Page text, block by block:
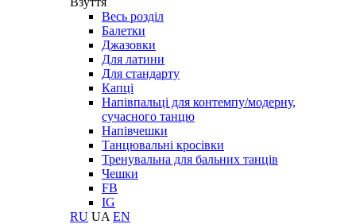
Весь розділ
Балетки
Джазовки
Для латини
Для стандарту
Капці
Напівпальці для контемпу/модерну,
сучасного танцю
Напівчешки
Танцювальні кросівки
Тренувальна для бальних танців
Чешки
FB
IG
RU UA EN